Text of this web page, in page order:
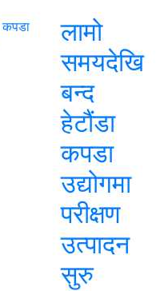
लामो
समयदेखि
बन्द
हेटौंडा
कपडा
उद्योगमा
परीक्षण
उत्पादन
सुरु